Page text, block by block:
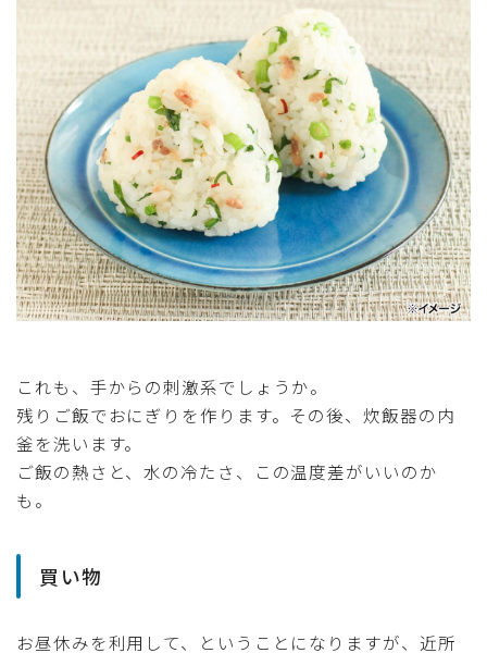
これも、手からの刺激系でしょうか。
残りご飯でおにぎりを作ります。その後、炊飯器の内
釜を洗います。
ご飯の熱さと、水の冷たさ、この温度差がいいのか
も。
買い物
お昼休みを利用して、ということになりますが、近所